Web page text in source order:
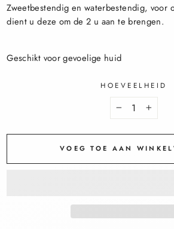
Zweetbestendig en waterbestendig, voor
dient u deze om de 2 u aan te brengen.
Geschikt voor gevoelige huid
HOEVEELHEID
+
VOEG TOE AAN